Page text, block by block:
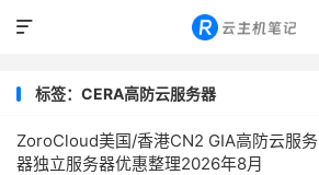

标签：CERA高防云服务器
ZoroCloud美国/香港CN2 GIA高防云服务
器独立服务器优惠整理2026年8月